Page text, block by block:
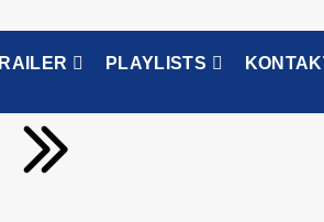
PLAYLISTS